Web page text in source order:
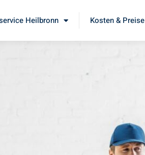
Heilbronn Kosten & Preise